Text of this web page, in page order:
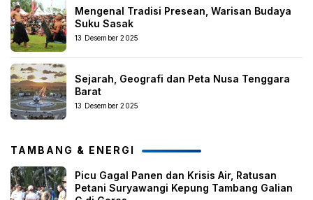
Mengenal Tradisi Presean, Warisan Budaya
Suku Sasak
13 Desember 2025
Sejarah, Geografi dan Peta Nusa Tenggara
Barat
13 Desember 2025
TAMBANG & ENERGI
Picu Gagal Panen dan Krisis Air, Ratusan
Petani Suryawangi Kepung Tambang Galian